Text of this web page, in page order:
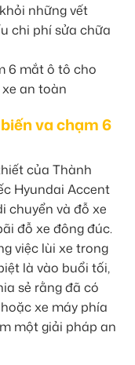
những vết
chi phí sửa chữa
va chạm 6
của Thành
Hyundai Accent
chuyển và đỗ xe
đỗ xe đông đúc.
việc lùi xe trong
là vào buổi tối,
sẻ rằng đã có
xe máy phía
một giải pháp an